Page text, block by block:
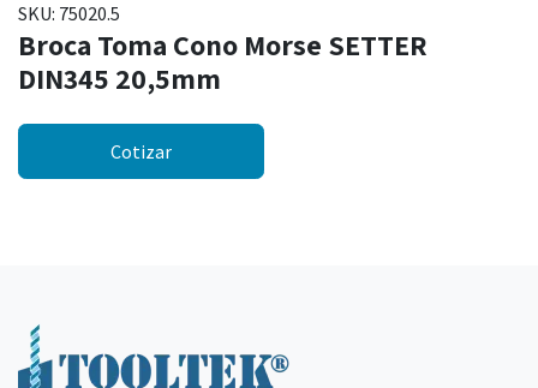
SKU: 75020.5
Broca Toma Cono Morse SETTER
DIN345 20,5mm
Cotizar